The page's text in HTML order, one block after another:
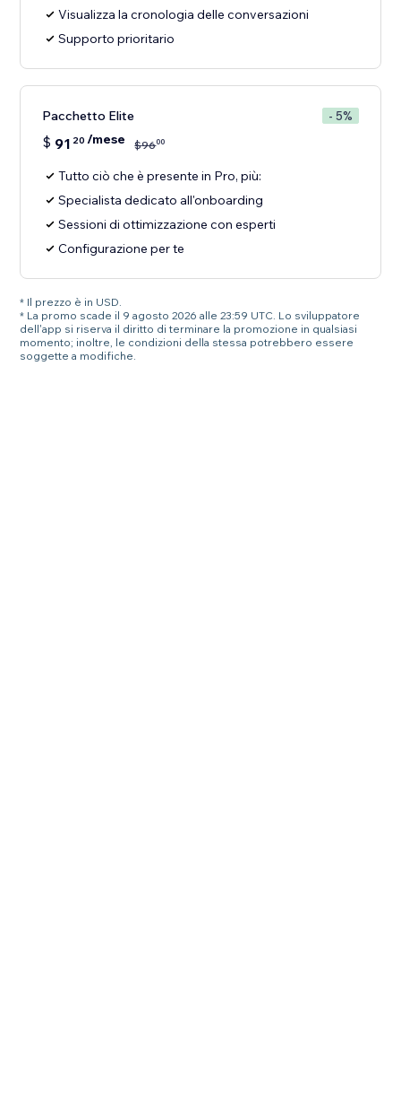
Visualizza la cronologia delle conversazioni
Supporto prioritario
Pacchetto Elite - 5%
$ 91 20 /mese $9600
Tutto ciò che è presente in Pro, più:
Specialista dedicato all'onboarding
Sessioni di ottimizzazione con esperti
Configurazione per te
* Il prezzo è in USD.
* La promo scade il 9 agosto 2026 alle 23:59 UTC. Lo sviluppatore
dell'app si riserva il diritto di terminare la promozione in qualsiasi
momento; inoltre, le condizioni della stessa potrebbero essere
soggette a modifiche.